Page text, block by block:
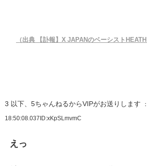
（出典 【訃報】X JAPANのベーシスト
3 以下、5ちゃんねるからVIPがお送りします
18:50:08.037 ID:xKpSLmvmC
えっ